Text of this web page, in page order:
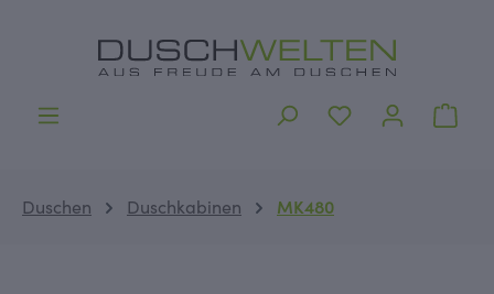
Duschen Duschkabinen MK480